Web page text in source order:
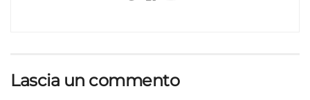
Lascia un commento